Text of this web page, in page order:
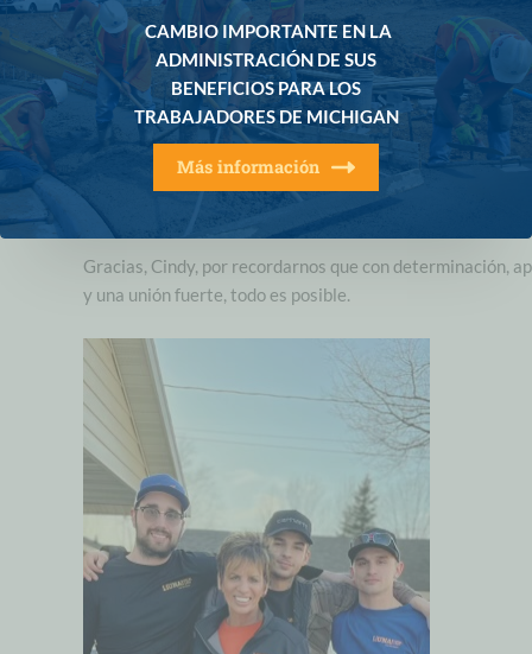
CAMBIO IMPORTANTE EN LA
ADMINISTRACIÓN DE SUS
BENEFICIOS PARA LOS
TRABAJADORES DE MICHIGAN
Más información
impacto perdurable del legado de Cindy. Su historia
el poder transformador de los sindicatos, no solo como
de trabajo, sino como una comunidad que apoya y
sus miembros.
Al celebrar la Semana de la Mujer en la Construcción, que
se plantean una carrera profesional en la construcción.
Gracias, Cindy, por recordarnos que con determinación,
y una unión fuerte, todo es posible.